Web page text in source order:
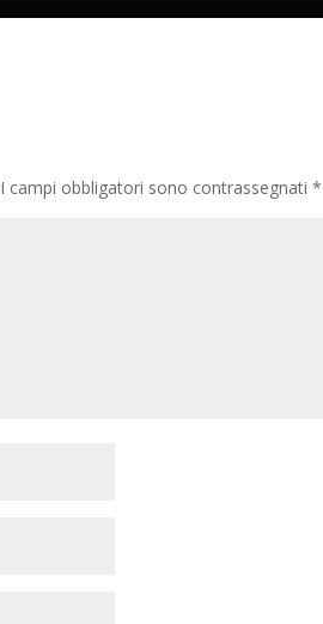
I campi obbligatori sono contrassegnati *